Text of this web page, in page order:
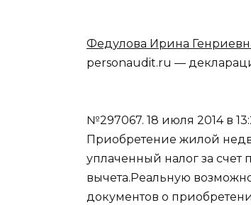
Федулова Ирина
personaudit.ru —
№297067. 18 июля 2014 в
Приобретение жилой
уплаченный налог за
вычета.Реальную
документов о